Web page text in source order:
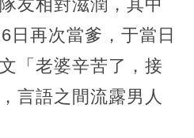
友相對滋潤，其中
日再次當爹，于當日
「老婆辛苦了，接
言語之間流露男人